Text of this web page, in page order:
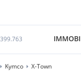
Kymco X-Town